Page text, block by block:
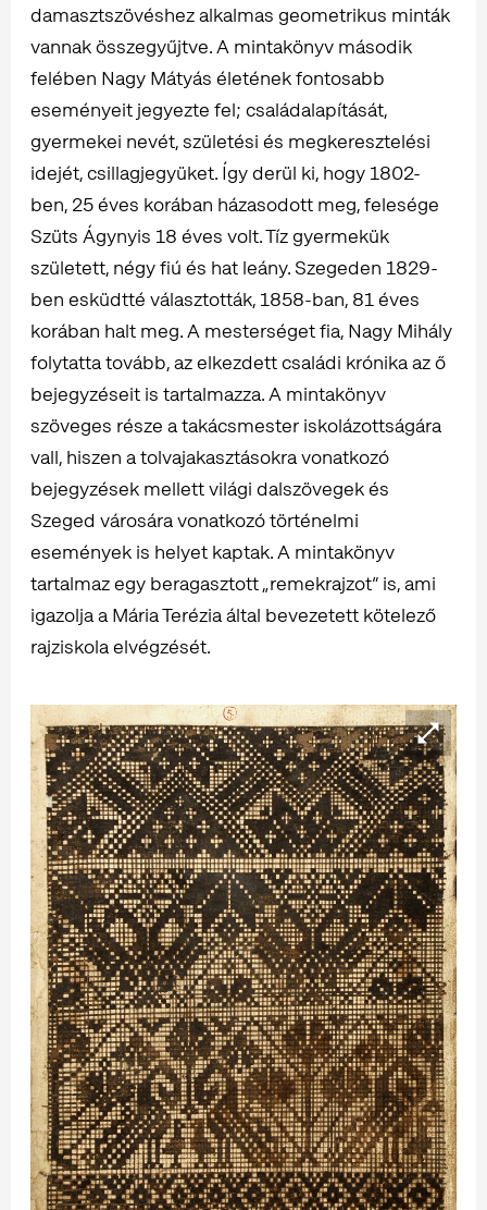
damasztszövéshez alkalmas geometrikus minták
vannak összegyűjtve. A mintakönyv második
felében Nagy Mátyás életének fontosabb
eseményeit jegyezte fel; családalapítását,
gyermekei nevét, születési és megkeresztelési
idejét, csillagjegyüket. Így derül ki, hogy 1802-
ben, 25 éves korában házasodott meg, felesége
Szüts Ágynyis 18 éves volt. Tíz gyermekük
született, négy fiú és hat leány. Szegeden 1829-
ben esküdtté választották, 1858-ban, 81 éves
korában halt meg. A mesterséget fia, Nagy Mihály
folytatta tovább, az elkezdett családi krónika az ő
bejegyzéseit is tartalmazza. A mintakönyv
szöveges része a takácsmester iskolázottságára
vall, hiszen a tolvajakasztásokra vonatkozó
bejegyzések mellett világi dalszövegek és
Szeged városára vonatkozó történelmi
események is helyet kaptak. A mintakönyv
tartalmaz egy beragasztott „remekrajzot” is, ami
igazolja a Mária Terézia által bevezetett kötelező
rajziskola elvégzését.